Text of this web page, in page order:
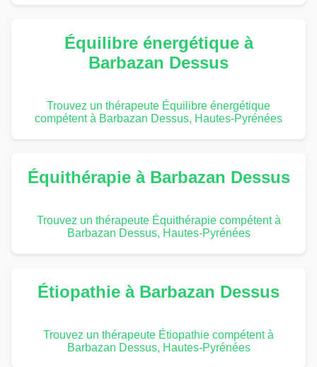
Équilibre énergétique à
Barbazan Dessus
Trouvez un thérapeute Équilibre énergétique
compétent à Barbazan Dessus, Hautes-Pyrénées
Équithérapie à Barbazan Dessus
Trouvez un thérapeute Équithérapie compétent à
Barbazan Dessus, Hautes-Pyrénées
Étiopathie à Barbazan Dessus
Trouvez un thérapeute Étiopathie compétent à
Barbazan Dessus, Hautes-Pyrénées